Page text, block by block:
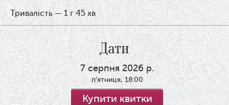
Тривалість — 1 г 45 хв
Дати
7 серпня 2026 р.
п'ятниця, 18:00
Купити квитки